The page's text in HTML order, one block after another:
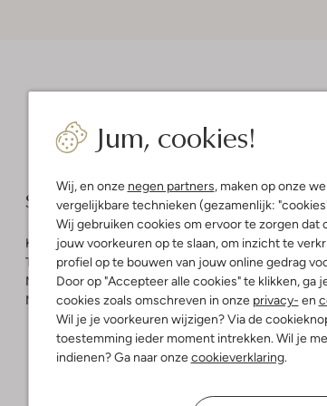
Jum, cookies!
Wij, en onze negen partners, maken op onze
vergelijkbare technieken (gezamenlijk:
Wij gebruiken cookies om ervoor te zorgen
jouw voorkeuren op te slaan, om inzicht te
profiel op te bouwen van jouw online gedrag
Door op "Accepteer alle cookies" te klikken, ga
cookies zoals omschreven in onze privacy- en
Wil je je voorkeuren wijzigen? Via de
toestemming ieder moment intrekken. Wil je
indienen? Ga naar onzecookieverklaring.
Samenstelling & Pasvorm
Kleur:Lichtgrijs
Trends:Classic Tailoring
Materiaal buitenkant:Leer
Materiaal binnenkant:Leer